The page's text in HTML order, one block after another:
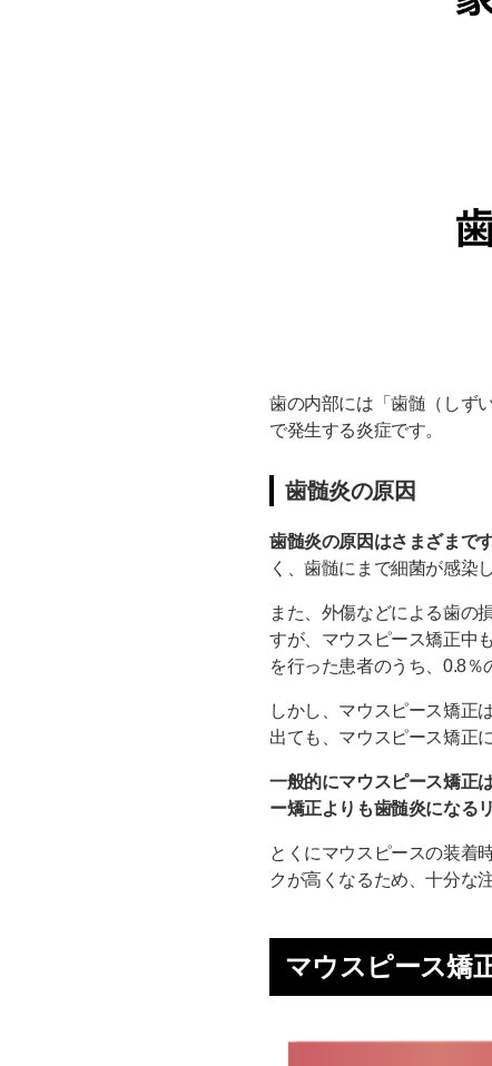
歯の内部には「歯髄（しず
で発生する炎症です。
歯髄炎の原因
歯髄炎の原因はさまざまで
く、歯髄にまで細菌が感染
また、外傷などによる歯の
すが、マウスピース矯正中
を行った患者のうち、0.8％
しかし、マウスピース矯正
出ても、マウスピース矯正
一般的にマウスピース矯正
ー矯正よりも歯髄炎になる
とくにマウスピースの装着
クが高くなるため、十分な
マウスピース矯